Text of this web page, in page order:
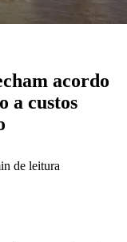
acordo
a custos
de leitura